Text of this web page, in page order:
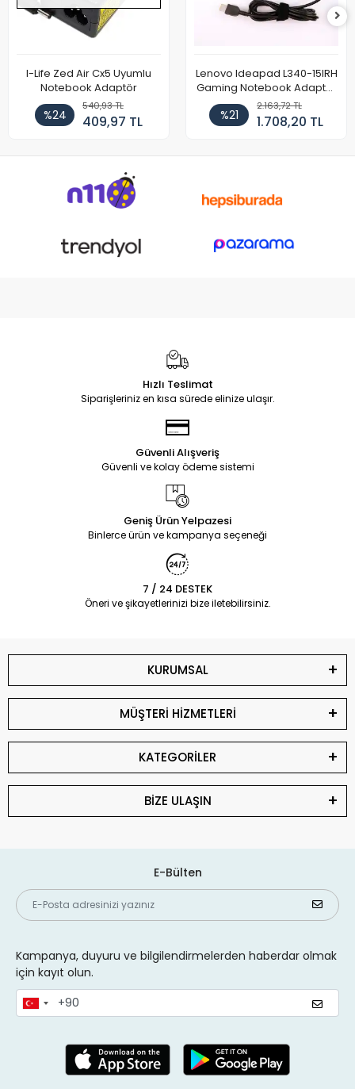
I-Life Zed Air Cx5 Uyumlu
Notebook Adaptör
%24
540,93 TL
409,97 TL
Lenovo Ideapad L340-15IRH
Gaming Notebook Adaptör
Cihazı Şarj Aleti (150W)
%21
2.163,72 TL
1.708,20 TL
Hızlı Teslimat
Siparişleriniz en kısa sürede elinize ulaşır.
Güvenli Alışveriş
Güvenli ve kolay ödeme sistemi
Geniş Ürün Yelpazesi
Binlerce ürün ve kampanya seçeneği
7 / 24 DESTEK
Öneri ve şikayetlerinizi bize iletebilirsiniz.
KURUMSAL
MÜŞTERİ HİZMETLERİ
KATEGORİLER
BİZE ULAŞIN
E-Bülten
Kampanya, duyuru ve bilgilendirmelerden haberdar olmak
için kayıt olun.